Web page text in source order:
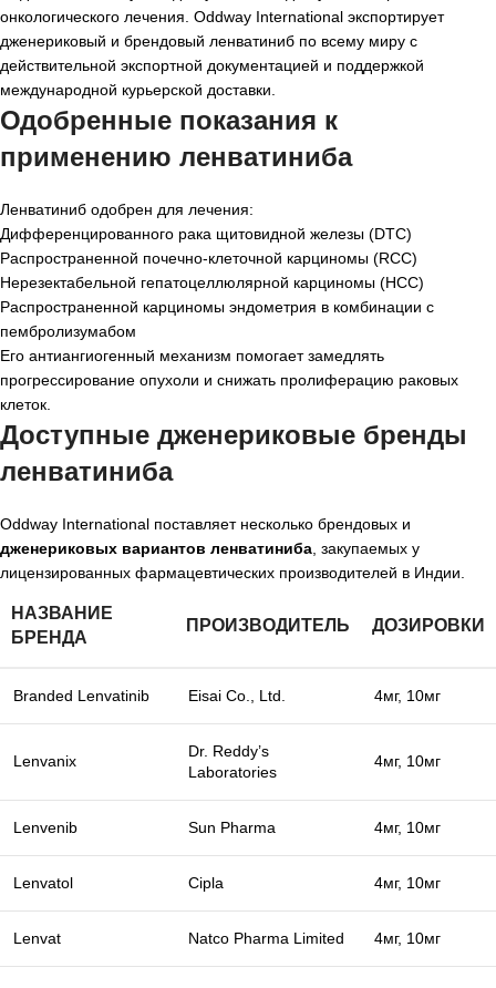
онкологического лечения. Oddway International экспортирует
дженериковый и брендовый ленватиниб по всему миру с
действительной экспортной документацией и поддержкой
международной курьерской доставки.
Одобренные показания к
применению ленватиниба
Ленватиниб одобрен для лечения:
Дифференцированного рака щитовидной железы (DTC)
Распространенной почечно-клеточной карциномы (RCC)
Нерезектабельной гепатоцеллюлярной карциномы (HCC)
Распространенной карциномы эндометрия в комбинации с
пембролизумабом
Его антиангиогенный механизм помогает замедлять
прогрессирование опухоли и снижать пролиферацию раковых
клеток.
Доступные дженериковые бренды
ленватиниба
Oddway International поставляет несколько брендовых и
дженериковых вариантов ленватиниба , закупаемых у
лицензированных фармацевтических производителей в Индии.
НАЗВАНИЕ
БРЕНДА
ПРОИЗВОДИТЕЛЬ ДОЗИРОВКИ
Branded Lenvatinib Eisai Co., Ltd. 4мг, 10мг
Lenvanix
Dr. Reddy’s
Laboratories
4мг, 10мг
Lenvenib Sun Pharma 4мг, 10мг
Lenvatol Cipla 4мг, 10мг
Lenvat Natco Pharma Limited 4мг, 10мг